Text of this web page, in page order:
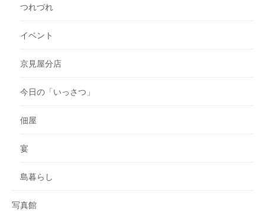
つれづれ
イベント
京見屋分店
今日の「いっさつ」
佃屋
宴
島暮らし
写真館